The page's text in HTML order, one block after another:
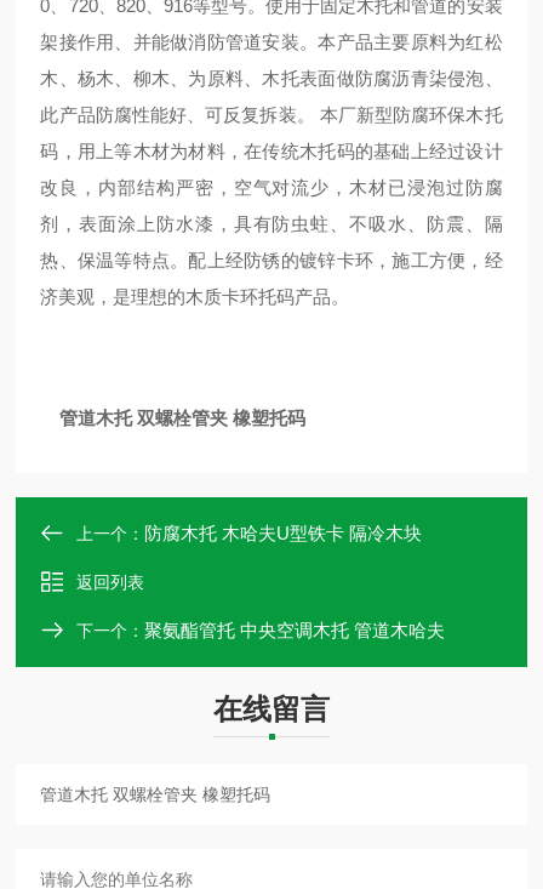
0、720、820、916等型号。使用于固定木托和管道的安装
架接作用、并能做消防管道安装。本产品主要原料为红松
木、杨木、柳木、为原料、木托表面做防腐沥青柒侵泡、
此产品防腐性能好、可反复拆装。 本厂新型防腐环保木托
码，用上等木材为材料，在传统木托码的基础上经过设计
改良，内部结构严密，空气对流少，木材已浸泡过防腐
剂，表面涂上防水漆，具有防虫蛀、不吸水、防震、隔
热、保温等特点。配上经防锈的镀锌卡环，施工方便，经
济美观，是理想的木质卡环托码产品。
管道木托 双螺栓管夹 橡塑托码
上一个： 防腐木托 木哈夫U型铁卡 隔冷木块
返回列表
下一个：聚氨酯管托 中央空调木托 管道木哈夫
在线留言